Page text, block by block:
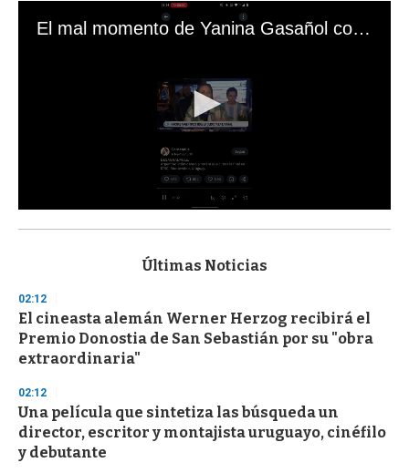
El mal momento de Yanina Gasañol con un hincha argentino en "Subrayado"
s
d
s
o
f
3
s
e
c
o
n
d
Últimas Noticias
02:12
El cineasta alemán Werner Herzog recibirá el
Premio Donostia de San Sebastián por su "obra
extraordinaria"
02:12
Una película que sintetiza las búsqueda un
director, escritor y montajista uruguayo, cinéfilo
y debutante